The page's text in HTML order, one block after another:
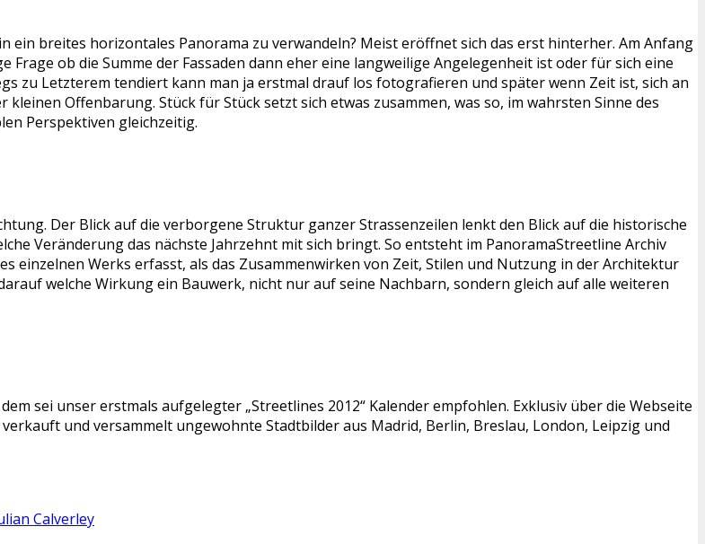
breites horizontales Panorama zu verwandeln? Meist eröffnet sich das erst hinterher. Am Anfang
ob die Summe der Fassaden dann eher eine langweilige Angelegenheit ist oder für sich eine
zu Letzterem tendiert kann man ja erstmal drauf los fotografieren und später wenn Zeit ist, sich an
Offenbarung. Stück für Stück setzt sich etwas zusammen, was so, im wahrsten Sinne des
Perspektiven gleichzeitig.
Der Blick auf die verborgene Struktur ganzer Strassenzeilen lenkt den Blick auf die historische
Veränderung das nächste Jahrzehnt mit sich bringt. So entsteht im PanoramaStreetline Archiv
einzelnen Werks erfasst, als das Zusammenwirken von Zeit, Stilen und Nutzung in der Architektur
welche Wirkung ein Bauwerk, nicht nur auf seine Nachbarn, sondern gleich auf alle weiteren
sei unser erstmals aufgelegter „Streetlines 2012“ Kalender empfohlen. Exklusiv über die Webseite
und versammelt ungewohnte Stadtbilder aus Madrid, Berlin, Breslau, London, Leipzig und
Calverley